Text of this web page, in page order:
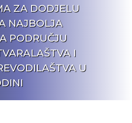
ZA DODJELU
NAJBOLJA
PODRUČJU
I
U